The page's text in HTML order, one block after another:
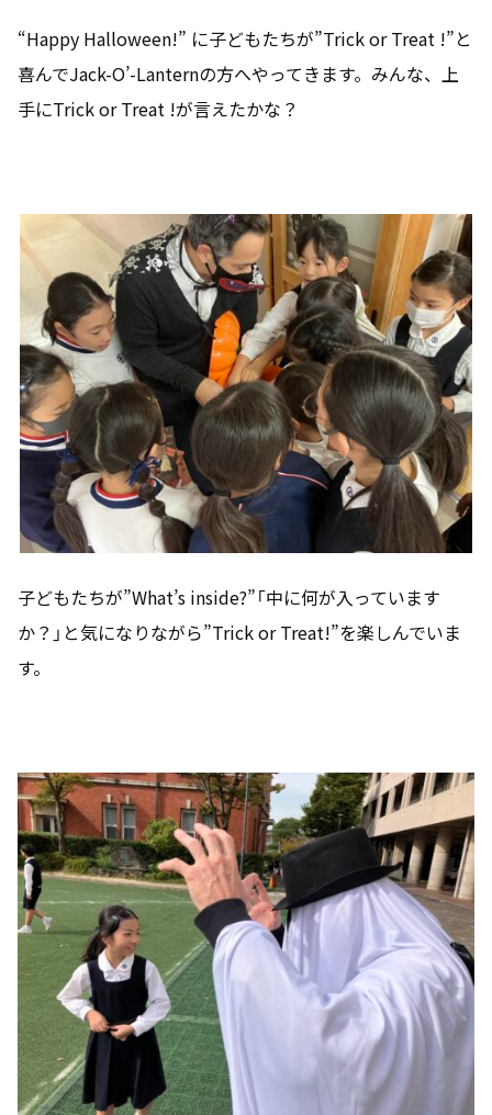
“Happy Halloween!” に子どもたちが”Trick or Treat !”と
喜んでJack-O’-Lanternの方へやってきます。みんな、上
手にTrick or Treat !が言えたかな？
子どもたちが”What’s inside?”「中に何が入っています
か？」と気になりながら”Trick or Treat!”を楽しんでいま
す。